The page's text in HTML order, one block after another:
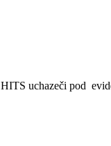
uchazeči pod